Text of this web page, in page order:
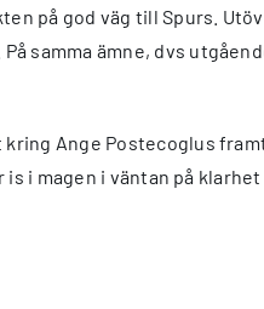
på god väg till Spurs.
samma ämne, dvs
Ange Postecoglus
i magen i väntan på